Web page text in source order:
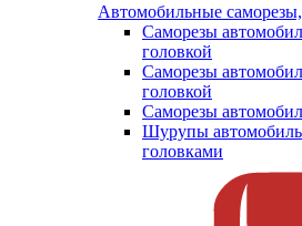
Автомобильные
Саморезы
головкой
Саморезы
головкой
Саморезы
Шурупы
головками